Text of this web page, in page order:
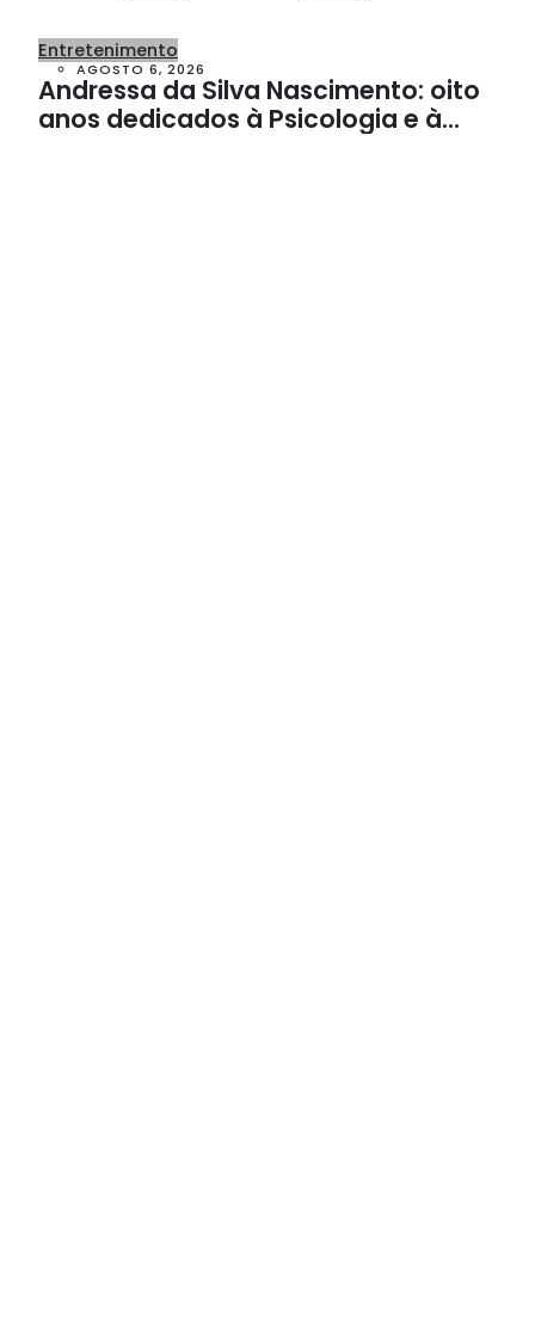
Entretenimento
AGOSTO 6, 2026
Andressa da Silva Nascimento: oito
anos dedicados à Psicologia e à